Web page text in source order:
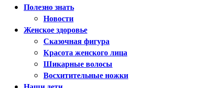
Полезно знать
Новости
Женское здоровье
Сказочная фигура
Красота женского лица
Шикарные волосы
Восхитительные ножки